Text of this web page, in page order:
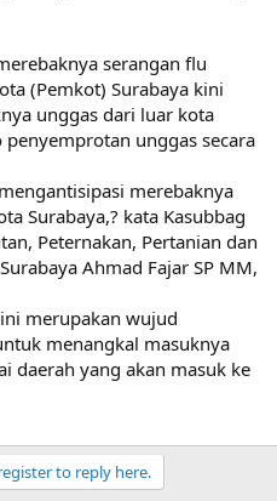
serangan flu
(Pemkot) Surabaya kini
unggas dari luar kota
unggas secara
merebaknya
Surabaya,? kata Kasubbag
Peternakan, Pertanian dan
Ahmad Fajar SP MM,
merupakan wujud
menangkal masuknya
daerah yang akan masuk ke
to reply here.